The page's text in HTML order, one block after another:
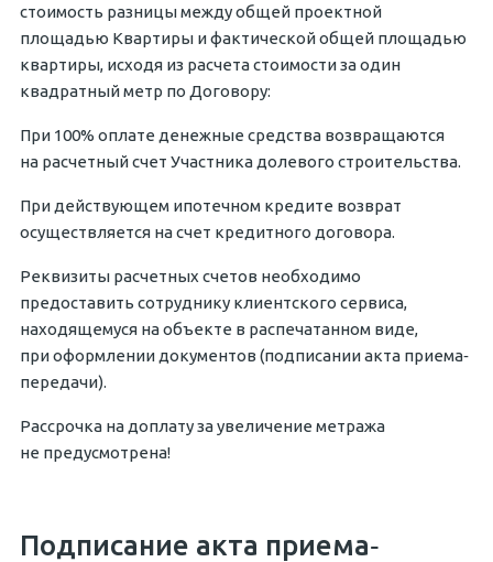
стоимость разницы между общей проектной
площадью Квартиры и фактической общей площадью
квартиры, исходя из расчета стоимости за один
квадратный метр по Договору:
При 100% оплате денежные средства возвращаются
на расчетный счет Участника долевого строительства.
При действующем ипотечном кредите возврат
осуществляется на счет кредитного договора.
Реквизиты расчетных счетов необходимо
предоставить сотруднику клиентского сервиса,
находящемуся на объекте в распечатанном виде,
при оформлении документов (подписании акта приема‐
передачи).
Рассрочка на доплату за увеличение метража
не предусмотрена!
Подписание акта приема‐